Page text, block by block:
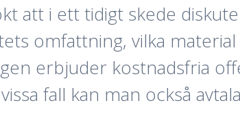
att i ett tidigt skede
omfattning, vilka
erbjuder kostnadsfria
fall kan man också